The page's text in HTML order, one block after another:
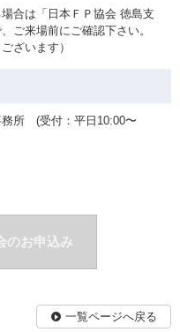
合は「日本ＦＰ協会 徳島支
ご来場前にご確認下さい。
ざいます）
所 (受付：平日10:00〜
のお申込み
一覧ページへ戻る